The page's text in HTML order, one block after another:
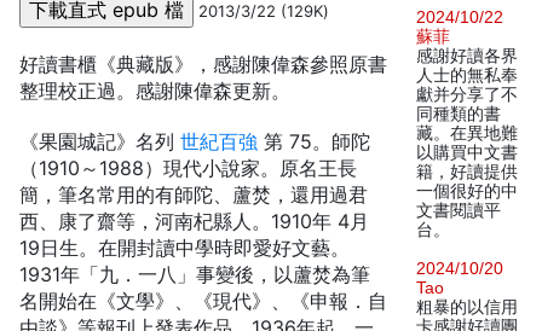
2013/3/22 (129K)
好讀書櫃《典藏版》，感謝陳偉森參照原書
整理校正過。感謝陳偉森更新。
《果園城記》名列 世紀百強第 75。師陀
（1910～1988）現代小說家。原名王長
簡，筆名常用的有師陀、蘆焚，還用過君
西、康了齋等，河南杞縣人。1910年 4月
19日生。在開封讀中學時即愛好文藝。
1931年「九．一八」事變後，以蘆焚為筆
名開始在《文學》、《現代》、《申報．自
2024/10/22
蘇菲
感謝好讀各界
人士的無私奉
獻并分享了不
同種類的書
藏。在異地難
以購買中文書
籍，好讀提供
一個很好的中
文書閱讀平
台。
2024/10/20
Tao
粗暴的以信用
卡感謝好讀團